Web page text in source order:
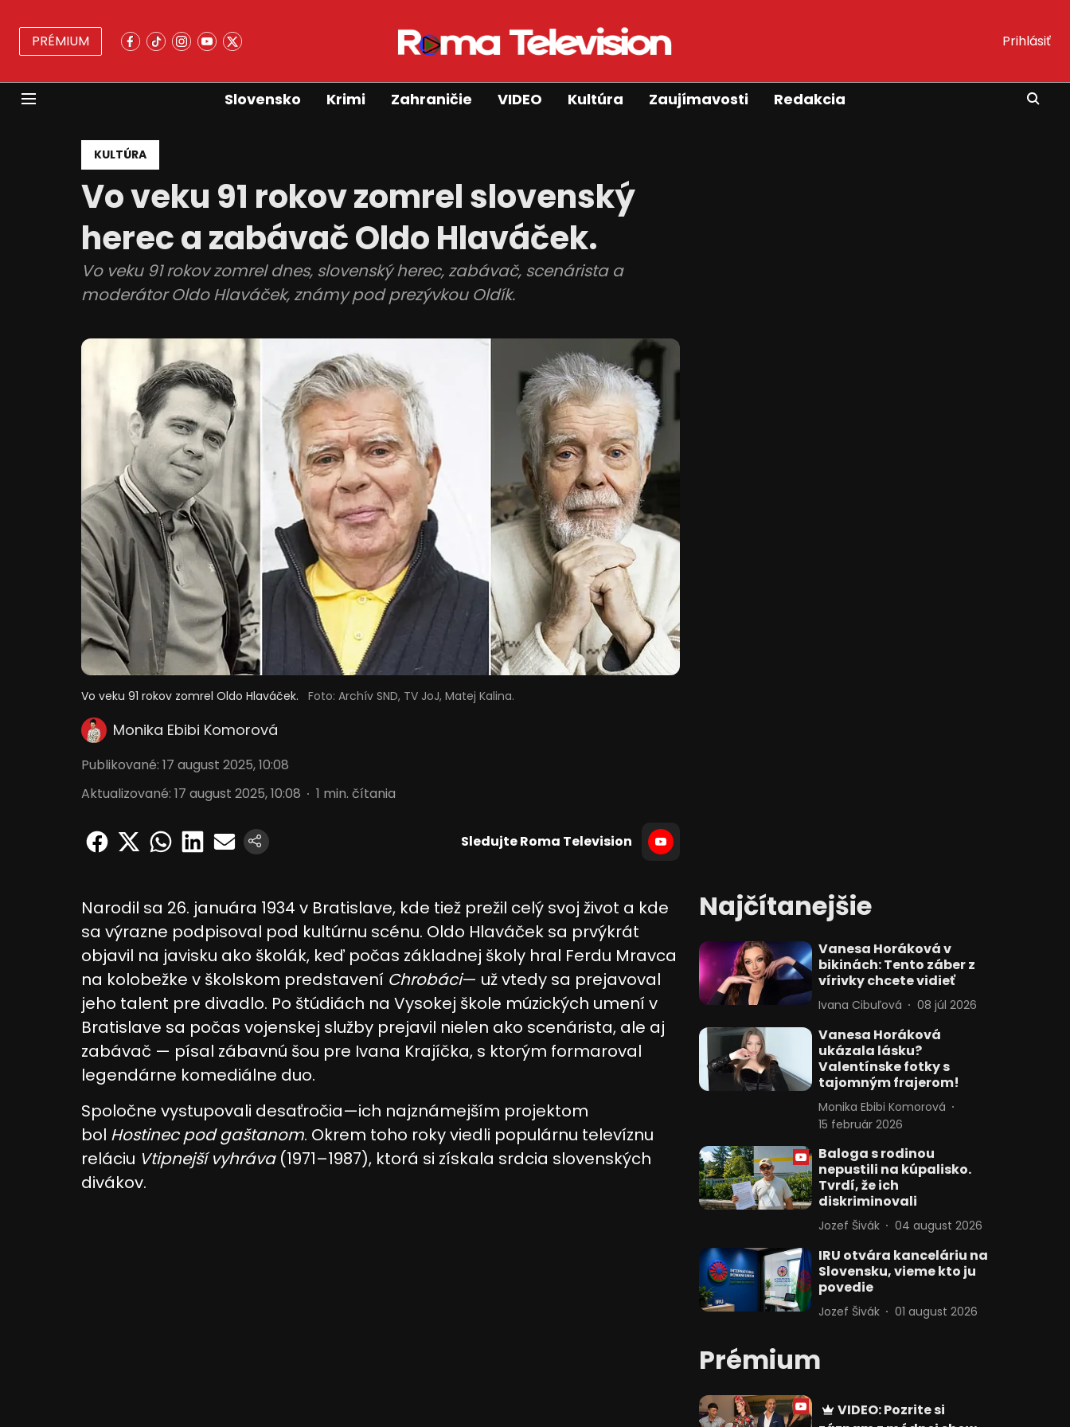
PRÉMIUM Prihlásiť
Slovensko Krimi Zahraničie VIDEO Kultúra Zaujímavosti Redakcia
KULTÚRA
Vo veku 91 rokov zomrel slovenský
herec a zabávač Oldo Hlaváček.
Vo veku 91 rokov zomrel dnes, slovenský herec, zabávač, scenárista a
moderátor Oldo Hlaváček, známy pod prezývkou Oldík.
Vo veku 91 rokov zomrel Oldo Hlaváček. Foto: Archív SND, TV JoJ, Matej Kalina.
Monika Ebibi Komorová
Publikované: 17 august 2025, 10:08
Aktualizované: 17 august 2025, 10:08 1 min. čítania
Sledujte Roma Television
Narodil sa 26. januára 1934 v Bratislave, kde tiež prežil celý svoj život a kde
sa výrazne podpisoval pod kultúrnu scénu. Oldo Hlaváček sa prvýkrát
objavil na javisku ako školák, keď počas základnej školy hral Ferdu Mravca
na kolobežke v školskom predstavení Chrobáci— už vtedy sa prejavoval
jeho talent pre divadlo. Po štúdiách na Vysokej škole múzických umení v
Bratislave sa počas vojenskej služby prejavil nielen ako scenárista, ale aj
zabávač — písal zábavnú šou pre Ivana Krajíčka, s ktorým formaroval
legendárne komediálne duo.
Spoločne vystupovali desaťročia—ich najznámejším projektom
bol Hostinec pod gaštanom. Okrem toho roky viedli populárnu televíznu
reláciu Vtipnejší vyhráva(1971–1987), ktorá si získala srdcia slovenských
divákov.
Najčítanejšie
Vanesa Horáková v
bikinách: Tento záber z
vírivky chcete vidieť
Ivana Cibuľová 08 júl 2026
Vanesa Horáková
ukázala lásku?
Valentínske fotky s
tajomným frajerom!
Monika Ebibi Komorová
15 február 2026
Baloga s rodinou
nepustili na kúpalisko.
Tvrdí, že ich
diskriminovali
Jozef Šivák 04 august 2026
IRU otvára kanceláriu na
Slovensku, vieme kto ju
povedie
Jozef Šivák 01 august 2026
Prémium
VIDEO: Pozrite si